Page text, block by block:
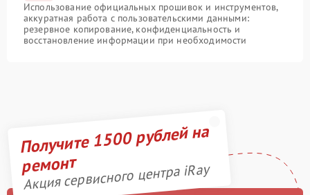
Использование официальных прошивок и инструментов,
аккуратная работа с пользовательскими данными:
резервное копирование, конфиденциальность и
восстановление информации при необходимости
Получите 1500 рублей на
ремонт
Акция сервисного центра iRay